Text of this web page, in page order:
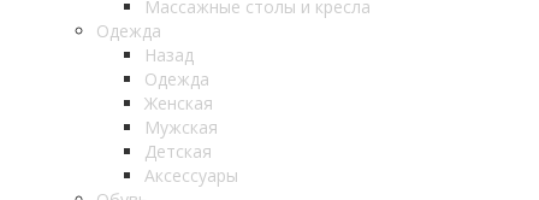
Массажные столы и кресла
Одежда
Назад
Одежда
Женская
Мужская
Детская
Аксессуары